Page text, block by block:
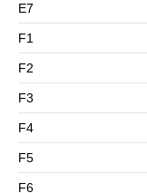
E7
F1
F2
F3
F4
F5
F6